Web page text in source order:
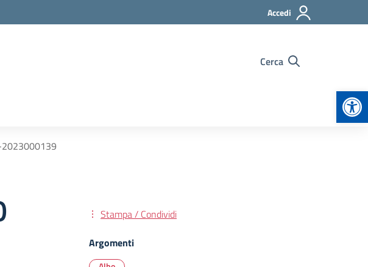
Accedi
Cerca
2023000139
Stampa / Condividi
Argomenti